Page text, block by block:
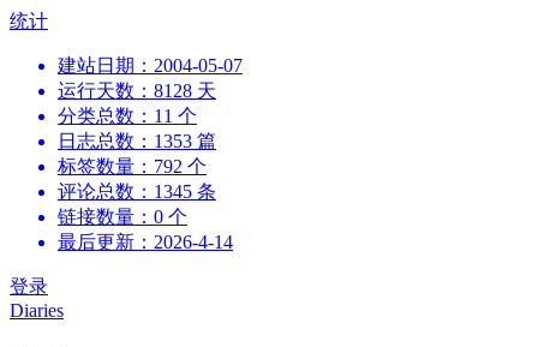
跳
统计
建站日期：2004-05-07
运行天数：8128 天
分类总数：11 个
日志总数：1353 篇
标签数量：792 个
评论总数：1345 条
链接数量：0 个
最后更新：2026-4-14
登录
Diaries